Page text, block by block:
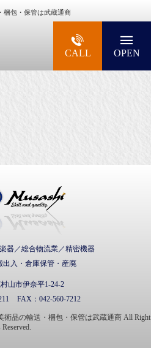
梱包・保管は武蔵通商
械・美術品・高級楽器の梱包・輸送
CALL OPEN
器／総合物流業／精密機器
出入・倉庫保管・産廃
山市伊奈平1-24-2
FAX： 042-560-7212
術品の輸送・梱包・保管は武蔵通商 All Right
Reserved.